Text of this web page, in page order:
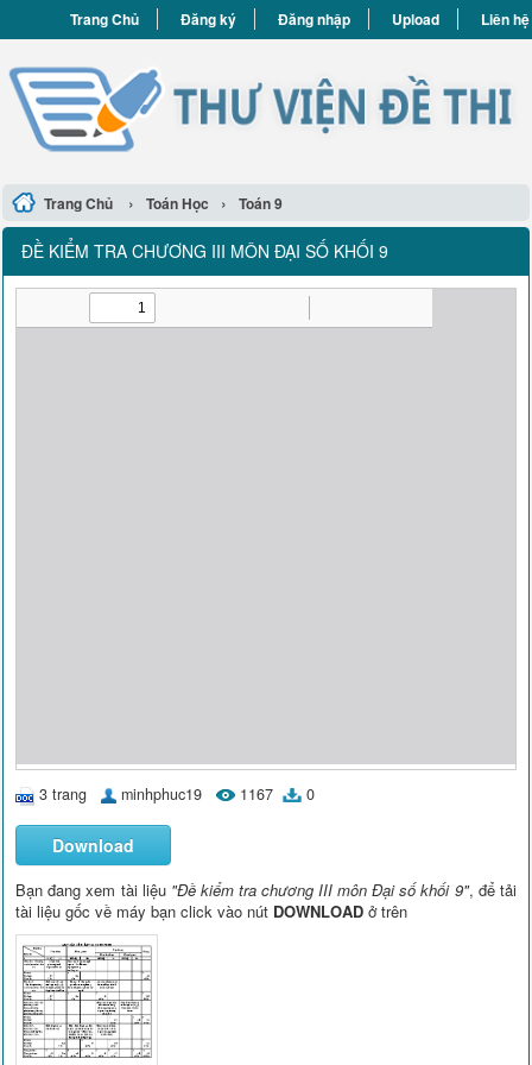
Trang Chủ Đăng ký Đăng nhập Upload Liên hệ
Trang Chủ › Toán Học › Toán 9
ĐỀ KIỂM TRA CHƯƠNG III MÔN ĐẠI SỐ KHỐI 9
3 trang minhphuc19 1167 0
Download
Bạn đang xem tài liệu "Đề kiểm tra chương III môn Đại số khối 9", để tải
tài liệu gốc về máy bạn click vào nút DOWNLOAD ở trên